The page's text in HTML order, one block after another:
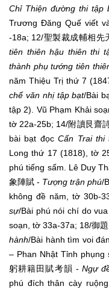
Chỉ Thiện đường thi tập
Trương Đăng Quế viết
-18a; 12/聖製裁成輔相先
tiên thiên hậu thiên thi
thành phụ tướng tiên
năm Thiệu Trị thứ 7
chế văn nhị tập bạt/Bài
tập 2). Vũ Phạm Khải
tờ 22a-25b; 14/附讀艮齋
bài bạt đọcCấn Trai thi
Long thứ 17 (1818), tờ
phú tiếng sấm. Lê Duy
象陣賦 - Tượng trận phú/
không đề năm, tờ 30b-
sự/Bài phú nói chí do
soạn, tờ 33a-37a; 18/御
hành/Bài hành tìm voi
– Phan Nhật Tỉnh phụng
躬耕籍田賦考韻 -Ngự
phú đích thân cày